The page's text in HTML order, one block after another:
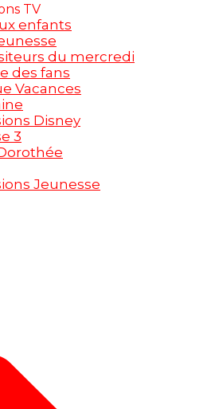
TV
enfants
du mercredi
des fans
Vacances
Disney
3
Jeunesse